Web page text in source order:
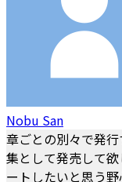
Nobu San
章ごとの別々で発
集として発売して
ートしたいと思う